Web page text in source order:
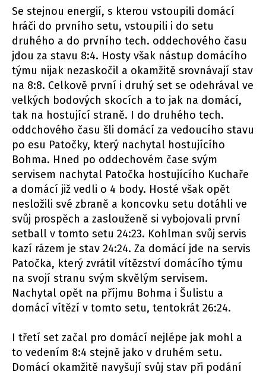
Se stejnou energií, s kterou vstoupili domácí
hráči do prvního setu, vstoupili i do setu
druhého a do prvního tech. oddechového času
jdou za stavu 8:4. Hosty však nástup domácího
týmu nijak nezaskočil a okamžitě srovnávají stav
na 8:8. Celkově první i druhý set se odehrával ve
velkých bodových skocích a to jak na domácí,
tak na hostující straně. I do druhého tech.
oddchového času šli domácí za vedoucího stavu
po esu Patočky, který nachytal hostujícího
Bohma. Hned po oddechovém čase svým
servisem nachytal Patočka hostujícího Kuchaře
a domácí již vedli o 4 body. Hosté však opět
nesložili své zbraně a koncovku setu dotáhli ve
svůj prospěch a zaslouženě si vybojovali první
setball v tomto setu 24:23. Kohlman svůj servis
kazí rázem je stav 24:24. Za domácí jde na servis
Patočka, který zvrátil vítězství domácího týmu
na svojí stranu svým skvělým servisem.
Nachytal opět na příjmu Bohma i Šulistu a
domácí vítězí v tomto setu, tentokrát 26:24.
I třetí set začal pro domácí nejlépe jak mohl a
to vedením 8:4 stejně jako v druhém setu.
Domácí okamžitě navyšují svůj stav při podání